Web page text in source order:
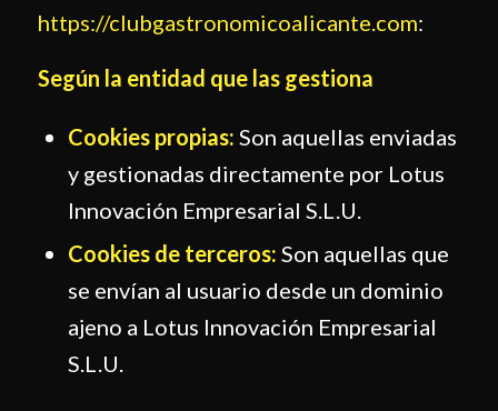
https://clubgastronomicoalicante.com:
Según la entidad que las gestiona
Cookies propias: Son aquellas enviadas
y gestionadas directamente por Lotus
Innovación Empresarial S.L.U.
Cookies de terceros: Son aquellas que
se envían al usuario desde un dominio
ajeno a Lotus Innovación Empresarial
S.L.U.